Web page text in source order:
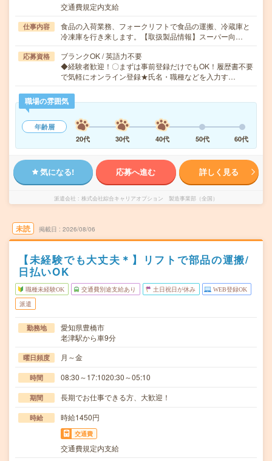
交通費規定内支給
仕事内容
食品の入荷業務、フォークリフトで食品の運搬、冷蔵庫と
冷凍庫を行き来します。【取扱製品情報】スーパー向…
応募資格
ブランクOK / 英語力不要
◆経験者歓迎！〇まずは事前登録だけでもOK！履歴書不要
で気軽にオンライン登録★氏名・職種などを入力す…
職場の雰囲気
年齢層
20代
30代 40代 50代 60代
気になる! 応募へ進む 詳しく見る
派遣会社 株式会社綜合キャリアオプション 製造事業部（全国）
未読 掲載日 2026/08/06
【未経験でも大丈夫＊】リフトで部品の運搬/
日払いOK
職種未経験OK 交通費別途支給あり 土日祝日が休み WEB登録OK
派遣
勤務地
愛知県豊橋市
老津駅から車9分
曜日頻度 月～金
時間 08:30～17:1020:30～05:10
期間 長期でお仕事できる方、大歓迎！
時給 時給1450円
交通費
交通費規定内支給